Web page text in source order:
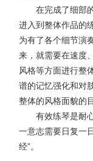
在完成了细部的
进入到整体作品的
为有了各个细节演
来，就需要在速度
风格等方面进行整
谱的记忆强化和对
整体的风格面貌的
有效练琴是耐心
一意志需要日复一
经”。